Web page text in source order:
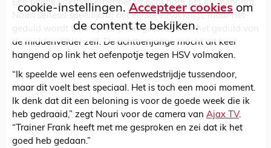
cookie-instellingen. Accepteer cookies om
de content te bekijken.
Een beetje voetballiefhebber smacht naar het moment dat
Nouri serieus speeltijd in het eerste elftal krijgt, maar het
geduld wordt flink op de proef gesteld. Ook het geduld van
de middenvelder zelf. De achttienjarige mocht dit keer
hangend op link het oefenpotje tegen HSV volmaken.
“Ik speelde wel eens een oefenwedstrijdje tussendoor,
maar dit voelt best speciaal. Het is toch een mooi moment.
Ik denk dat dit een beloning is voor de goede week die ik
heb gedraaid,” zegt Nouri voor de camera van Ajax TV.
“Trainer Frank heeft met me gesproken en zei dat ik het
goed heb gedaan.”